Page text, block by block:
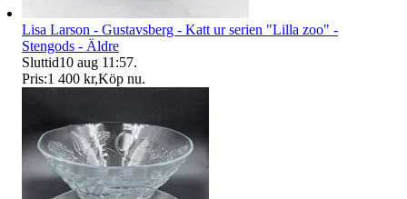
Lisa Larson - Gustavsberg - Katt ur serien "Lilla zoo" -
Stengods - Äldre
Sluttid10 aug 11:57.
Pris:1 400 kr,Köp nu.